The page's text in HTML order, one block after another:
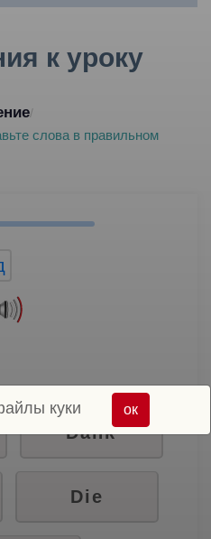
к уроку
/
слова в правильном
Dank
Die
куки ок